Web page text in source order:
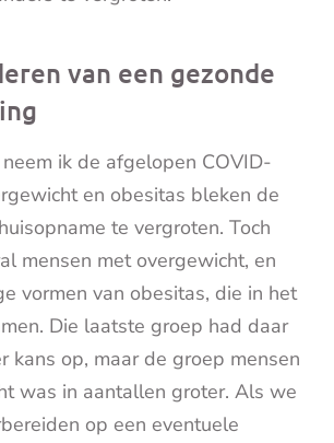
van een gezonde
ik de afgelopen COVID-
en obesitas bleken de
te vergroten. Toch
mensen met overgewicht, en
vormen van obesitas, die in het
Die laatste groep had daar
kans op, maar de groep mensen
was in aantallen groter. Als we
op een eventuele